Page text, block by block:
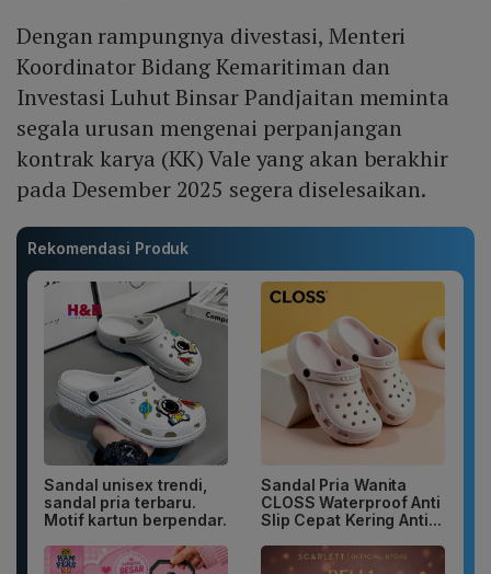
Dengan rampungnya divestasi, Menteri
Koordinator Bidang Kemaritiman dan
Investasi Luhut Binsar Pandjaitan meminta
segala urusan mengenai perpanjangan
kontrak karya (KK) Vale yang akan berakhir
pada Desember 2025 segera diselesaikan.
Rekomendasi Produk
Sandal unisex trendi,
sandal pria terbaru.
Motif kartun berpendar.
Sandal Pria Wanita
CLOSS Waterproof Anti
Slip Cepat Kering Anti...